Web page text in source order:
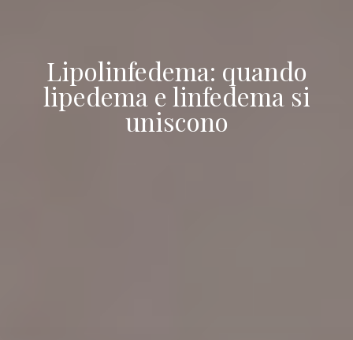
Lipolinfedema: quando
lipedema e linfedema si
uniscono